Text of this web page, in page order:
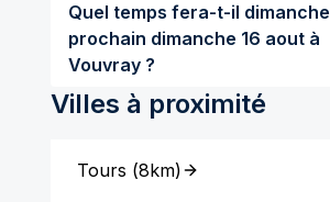
Quel temps fera-t-il dimanche
prochain dimanche 16 aout à
Vouvray ?
Villes à proximité
Tours (8km)